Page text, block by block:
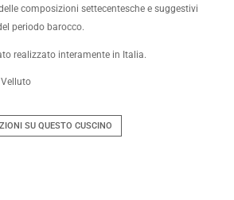
composizioni settecentesche e suggestivi
periodo barocco.
realizzato interamente in Italia.
SU QUESTO CUSCINO